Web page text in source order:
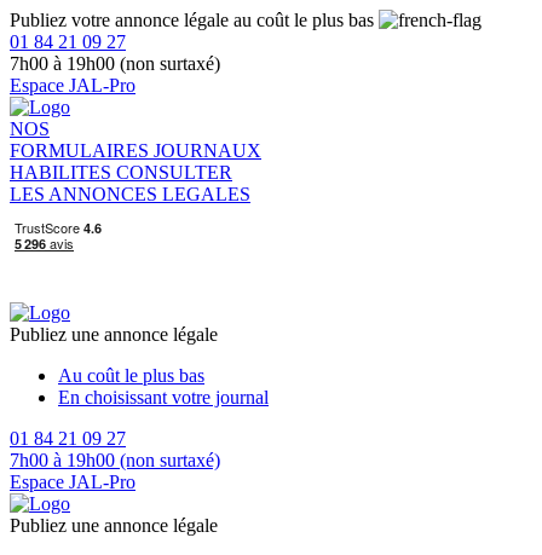
Publiez votre annonce légale au coût le plus bas
01 84 21 09 27
7h00 à 19h00 (non surtaxé)
Espace JAL-Pro
NOS
FORMULAIRES JOURNAUX
HABILITES CONSULTER
LES ANNONCES LEGALES
Publiez une annonce légale
Au coût le plus bas
En choisissant votre journal
01 84 21 09 27
7h00 à 19h00 (non surtaxé)
Espace JAL-Pro
Publiez une annonce légale